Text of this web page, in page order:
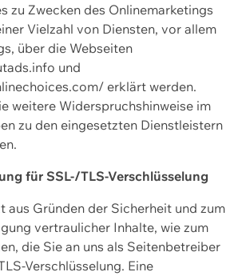
zu Zwecken des Onlinemarketings
Vielzahl von Diensten, vor allem
über die Webseiten
und
erklärt werden.
weitere Widerspruchshinweise im
zu den eingesetzten Dienstleistern
für SSL-/TLS-Verschlüsselung
aus Gründen der Sicherheit und zum
vertraulicher Inhalte, wie zum
die Sie an uns als Seitenbetreiber
Verschlüsselung. Eine